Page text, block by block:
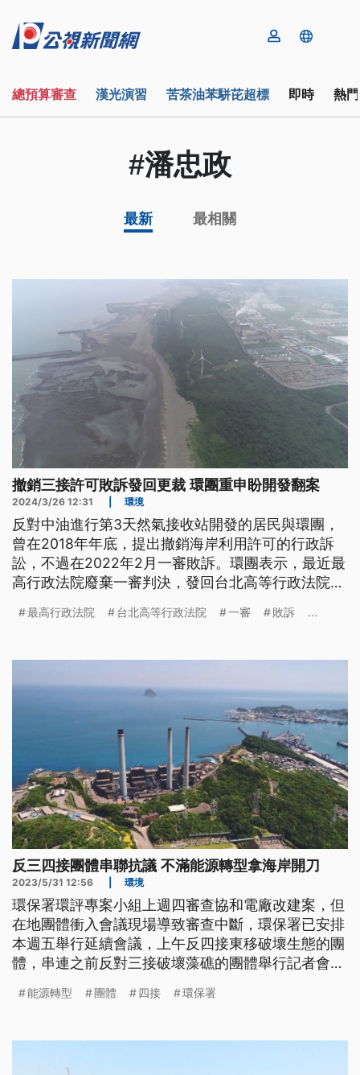
總預算審查 漢光演習 苦茶油苯駢芘超標 即時 熱
#潘忠政
最新 最相關
撤銷三接許可敗訴發回更裁 環團重申盼開發翻案
2024/3/26 12:31 環境
反對中油進行第3天然氣接收站開發的居民與環團，
曾在2018年年底，提出撤銷海岸利用許可的行政訴
訟，不過在2022年2月一審敗訴。環團表示，最近最
高行政法院廢棄一審判決，發回台北高等行政法院，
發案能翻案。
最高行政法院 台北高等行政法院 一審 敗訴 ...
反三四接團體串聯抗議 不滿能源轉型拿海岸開刀
2023/5/31 12:56 環境
環保署環評專案小組上週四審查協和電廠改建案，但
在地團體衝入會議現場導致審查中斷，環保署已安排
本週五舉行延續會議，上午反四接東移破壞生態的團
體，串連之前反對三接破壞藻礁的團體舉行記者會，
能源轉型 團體 四接 環保署